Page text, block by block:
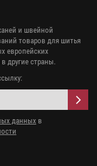
и швейной
товаров для шитья
европейских
другие страны.
данных в